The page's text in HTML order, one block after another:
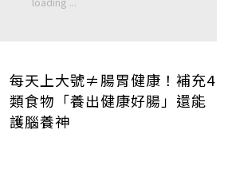
每天上大號≠腸胃健康！補充4
類食物「養出健康好腸」還能
護腦養神